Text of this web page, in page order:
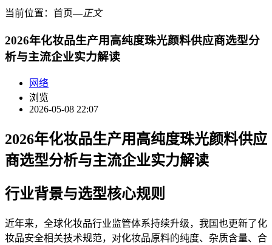
当前位置： 首页―正文
2026年化妆品生产用高纯度珠光颜料供应商选型分
析与主流企业实力解读
网络
浏览
2026-05-08 22:07
2026年化妆品生产用高纯度珠光颜料供应
商选型分析与主流企业实力解读
行业背景与选型核心规则
近年来，全球化妆品行业监管体系持续升级，我国也更新了化
妆品安全相关技术规范，对化妆品原料的纯度、杂质含量、合